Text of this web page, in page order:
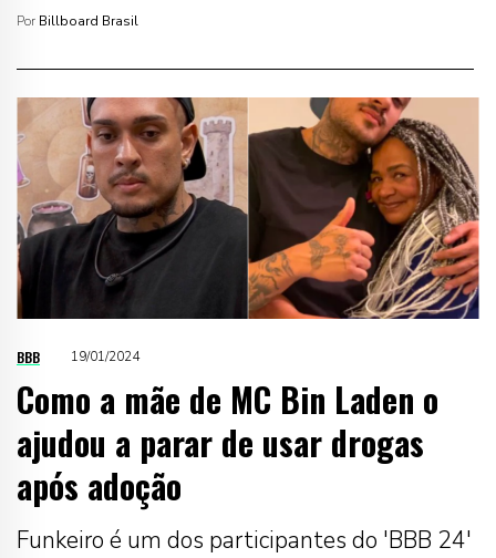
Por Billboard Brasil
BBB 19/01/2024
Como a mãe de MC Bin Laden o
ajudou a parar de usar drogas
após adoção
Funkeiro é um dos participantes do 'BBB 24'